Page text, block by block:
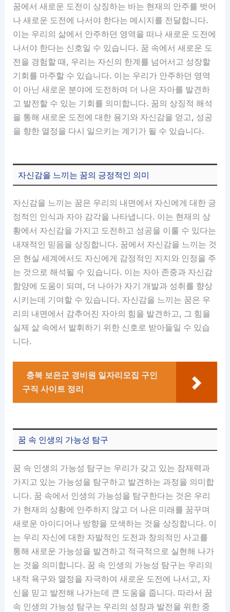
꿈에서 새로운 도전이 상징하는 바는 현재의 안주를 벗어
나 새로운 도전에 나서야 한다는 메시지를 전달합니다.
이는 우리의 삶에서 안주하던 영역을 떠나 새로운 도전에
나서야 한다는 신호일 수 있습니다. 꿈 속에서 새로운 도
전을 경험할 때, 우리는 자신의 한계를 넘어서고 성장할
기회를 마주할 수 있습니다. 이는 우리가 안주하던 영역
이 아닌 새로운 분야에 도전하며 더 나은 자아를 발견하
고 발전할 수 있는 기회를 의미합니다. 꿈의 상징적 해석
을 통해 새로운 도전에 대한 용기와 자신감을 얻고, 성공
을 향한 열정을 다시 일으키는 계기가 될 수 있습니다.
자신감을 느끼는 꿈의 긍정적인 의미
자신감을 느끼는 꿈은 우리의 내면에서 자신에게 대한 긍
정적인 인식과 자아 감각을 나타냅니다. 이는 현재의 상
황에서 자신감을 가지고 도전하고 성공을 이룰 수 있다는
내재적인 믿음을 상징합니다. 꿈에서 자신감을 느끼는 것
은 현실 세계에서도 자신에게 감정적인 지지와 인정을 주
는 것으로 해석될 수 있습니다. 이는 자아 존중과 자신감
함양에 도움이 되며, 더 나아가 자기 개발과 성취를 향상
시키는데 기여할 수 있습니다. 자신감을 느끼는 꿈은 우
리의 내면에서 감추어진 자아의 힘을 발견하고, 그 힘을
실제 삶 속에서 발휘하기 위한 신호로 받아들일 수 있습
니다.
충북 보은군 경비원 일자리모집 구인
구직 사이트 정리
꿈 속 인생의 가능성 탐구
꿈 속 인생의 가능성 탐구는 우리가 갖고 있는 잠재력과
가지고 있는 가능성을 탐구하고 발견하는 과정을 의미합
니다. 꿈 속에서 인생의 가능성을 탐구한다는 것은 우리
가 현재의 상황에 안주하지 않고 더 나은 미래를 꿈꾸며
새로운 아이디어나 방향을 모색하는 것을 상징합니다. 이
는 우리 자신에 대한 자발적인 도전과 창의적인 사고를
통해 새로운 가능성을 발견하고 적극적으로 실현해 나가
는 것을 의미합니다. 꿈 속 인생의 가능성 탐구는 우리의
내적 욕구와 열정을 자극하여 새로운 도전에 나서고, 자
신을 믿고 발전해 나가는데 큰 도움을 줍니다. 따라서 꿈
속 인생의 가능성 탐구는 우리의 성장과 발전을 위한 중